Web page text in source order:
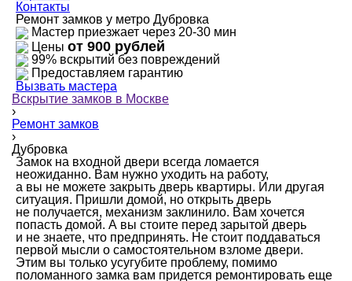
Контакты
Ремонт замков у метро Дубровка
Мастер приезжает через 20-30 мин
Цены от 900 рублей
99% вскрытий без повреждений
Предоставляем гарантию
Вызвать мастера
Вскрытие замков в Москве
›
Ремонт замков
›
Дубровка
Замок на входной двери всегда ломается
неожиданно. Вам нужно уходить на работу,
а вы не можете закрыть дверь квартиры. Или другая
ситуация. Пришли домой, но открыть дверь
не получается, механизм заклинило. Вам хочется
попасть домой. А вы стоите перед зарытой дверь
и не знаете, что предпринять. Не стоит поддаваться
первой мысли о самостоятельном взломе двери.
Этим вы только усугубите проблему, помимо
поломанного замка вам придется ремонтировать еще